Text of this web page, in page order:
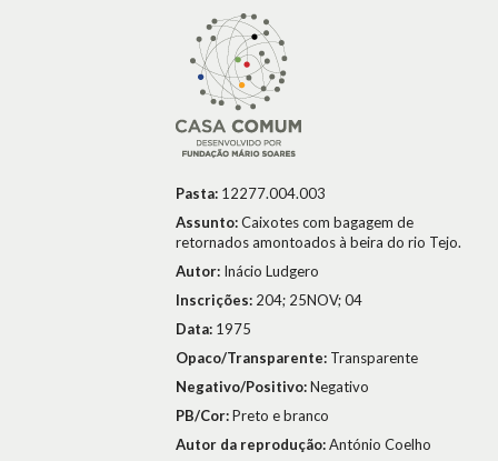
Pasta: 12277.004.003
Assunto:Caixotes com bagagem de
retornados amontoados à beira do rio Tejo.
Autor: Inácio Ludgero
Inscrições: 204; 25NOV; 04
Data: 1975
Opaco/Transparente: Transparente
Negativo/Positivo:Negativo
PB/Cor:Preto e branco
Autor da reprodução:António Coelho